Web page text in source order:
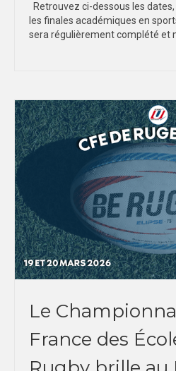
DOCUMENTS
FORMULAIRES EN
TUTOS VIDEOS
COMMISSIONS
AS SANS
COMMUNICATION
VIE
MONTPELLIER
TOULOUSE
Retrouvez ci-dessous les
les finales académiques en
sera régulièrement complété et
Le
France des